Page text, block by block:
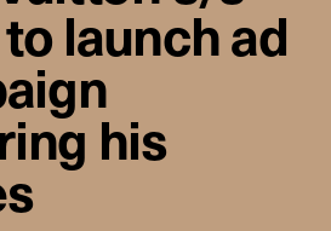
launch ad
his